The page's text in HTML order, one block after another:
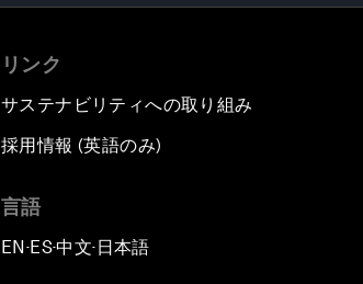
リンク
サステナビリティへの取り組み
採用情報 (英語のみ)
言語
EN ▪ES▪中文▪ 日本語